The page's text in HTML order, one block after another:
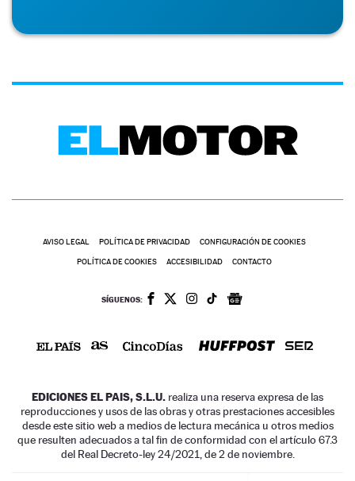
AVISO LEGAL POLÍTICA DE PRIVACIDAD CONFIGURACIÓN DE COOKIES
POLÍTICA DE COOKIES ACCESIBILIDAD CONTACTO
SÍGUENOS:
EDICIONES EL PAIS, S.L.U. realiza una reserva expresa de las
reproducciones y usos de las obras y otras prestaciones accesibles
desde este sitio web a medios de lectura mecánica u otros medios
que resulten adecuados a tal fin de conformidad con el artículo 67.3
del Real Decreto-ley 24/2021, de 2 de noviembre.